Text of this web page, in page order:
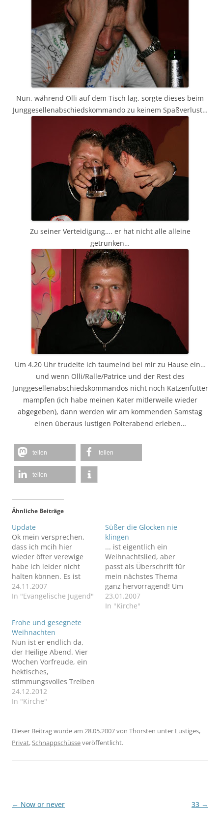
Nun, während Olli auf dem Tisch lag, sorgte dieses beim
Junggesellenabschiedskommando zu keinem Spaßverlust…
Zu seiner Verteidigung…. er hat nicht alle alleine
getrunken…
Um 4.20 Uhr trudelte ich taumelnd bei mir zu Hause ein…
und wenn Olli/Ralle/Patrice und der Rest des
Junggesellenabschiedskommandos nicht noch Katzenfutter
mampfen (ich habe meinen Kater mitlerweile wieder
abgegeben), dann werden wir am kommenden Samstag
einen überaus lustigen Polterabend erleben…
teilen teilen
teilen
Ähnliche Beiträge
Update
Ok mein versprechen,
dass ich mcih hier
wieder öfter verewige
habe ich leider nicht
halten können. Es ist
aber auch gerade so viel
zu tun...Aila ist gestern
"Wohnungsbesitzerin"
(also eher -mieterin). Am
Mittwoch waren Mary
und Olli hier in Berlin
und haben mich im
Büro…
24.11.2007
In "Evangelische Jugend"
Süßer die Glocken nie
klingen
... ist eigentlich ein
Weihnachtslied, aber
passt als Überschrift für
mein nächstes Thema
ganz hervorragend! Um
mcih herum ist das
Hochzeitsglück
23.01.2007
In "Kirche"
Frohe und gesegnete
Weihnachten
Nun ist er endlich da,
der Heilige Abend. Vier
Wochen Vorfreude, ein
hektisches,
stimmungsvolles Treiben
in den Straßen und
Einkaufszentren,
Liebsten haben auf
diesen einen Abend
24.12.2012
In "Kirche"
Dieser Beitrag wurde am 28.05.2007von Thorsten unter Lustiges,
Privat,Schnappschüsseveröffentlicht.
Beitragsnavigation
← Now or never 33 →